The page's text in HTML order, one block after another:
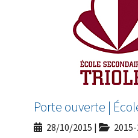
Porte ouverte |
28/10/2015 |